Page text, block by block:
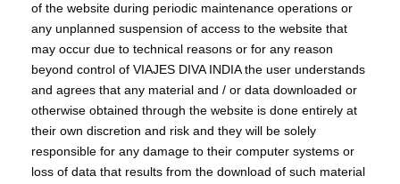
of the website during periodic maintenance operations or
any unplanned suspension of access to the website that
may occur due to technical reasons or for any reason
beyond control of VIAJES DIVA INDIA the user understands
and agrees that any material and / or data downloaded or
otherwise obtained through the website is done entirely at
their own discretion and risk and they will be solely
responsible for any damage to their computer systems or
loss of data that results from the download of such material